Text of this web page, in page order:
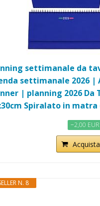
settimanale da
settimanale 2026 |
| planning 2026 Da
Spiralato in
−2,00 EUR
N. 8